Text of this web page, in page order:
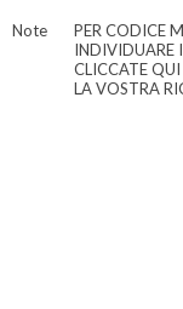
Note
PER CODICE
INDIVIDUARE
CLICCATE QUI
LA VOSTRA